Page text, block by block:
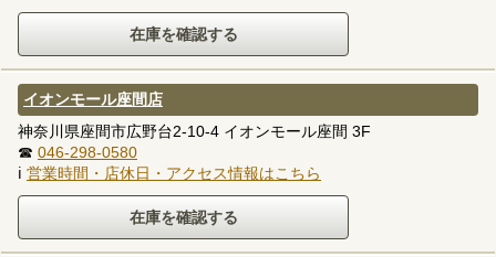
イオンモール座間店
神奈川県座間市広野台2-10-4 イオンモール座間 3F
☎ 046-298-0580
ℹ 営業時間・店休日・アクセス情報はこちら